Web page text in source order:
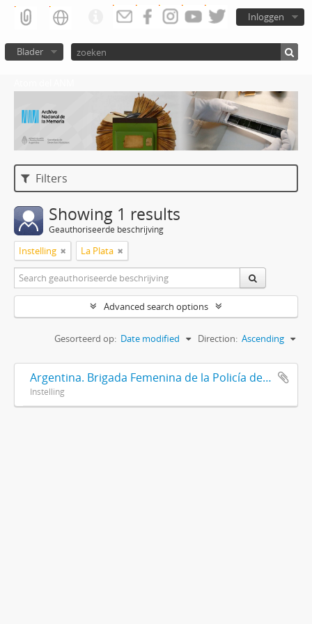
Inloggen
Blader
Filters
Showing 1 results
Geauthoriseerde beschrijving
Instelling La Plata
Advanced search options
Gesorteerd op: Date modified Direction: Ascending
Argentina. Brigada Femenina de la Policía de la Provincia de Buenos Aires
Instelling